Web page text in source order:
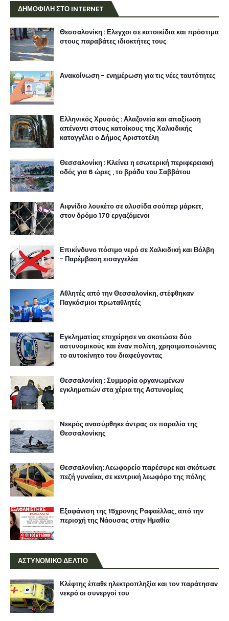
ΔΗΜΟΦΙΛΗ ΣΤΟ INTERNET
Θεσσαλονίκη : Ελεγχοι σε κατοικίδια και πρόστιμα
στους παραβάτες ιδιοκτήτες τους
Ανακοίνωση - ενημέρωση για τις νέες ταυτότητες
Ελληνικός Χρυσός : Αλαζονεία και απαξίωση
απέναντι στους κατοίκους της Χαλκιδικής
καταγγέλει ο Δήμος Αριστοτέλη
Θεσσαλονίκη : Κλείνει η εσωτερική περιφερειακή
οδός για 6 ώρες , το βράδυ του Σαββάτου
Αιφνίδιο λουκέτο σε αλυσίδα σούπερ μάρκετ,
στον δρόμο 170 εργαζόμενοι
Επικίνδυνο πόσιμο νερό σε Χαλκιδική και Βόλβη
- Παρέμβαση εισαγγελέα
Αθλητές από την Θεσσαλονίκη, στέφθηκαν
Παγκόσμιοι πρωταθλητές
Εγκληματίας επιχείρησε να σκοτώσει δύο
αστυνομικούς και έναν πολίτη, χρησιμοποιώντας
το αυτοκίνητο του διαφεύγοντας
Θεσσαλονίκη : Συμμορία οργανωμένων
εγκληματιών στα χέρια της Αστυνομίας
Nεκρός ανασύρθηκε άντρας σε παραλία της
Θεσσαλονίκης
Θεσσαλονίκη: Λεωφορείο παρέσυρε και σκότωσε
πεζή γυναίκα, σε κεντρική λεωφόρο της πόλης
Εξαφάνιση της 15χρονης Ραφαέλλας, από την
περιοχή της Νάουσας στην Ημαθία
ΑΣΤΥΝΟΜΙΚΟ ΔΕΛΤΙΟ
Κλέφτης έπαθε ηλεκτροπληξία και τον παράτησαν
νεκρό οι συνεργοί του